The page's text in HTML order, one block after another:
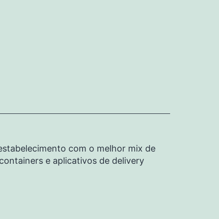
com o melhor mix de
e aplicativos de delivery